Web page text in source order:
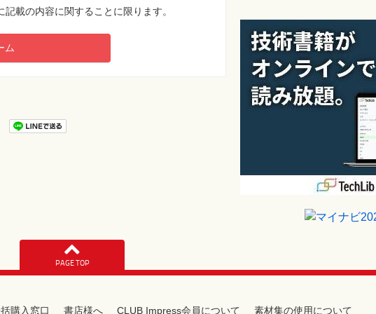
載の内容に関することに限ります。
ム
PAGE TOP
購入窓口 書店様へ CLUB Impress会員について 素材集の使用について